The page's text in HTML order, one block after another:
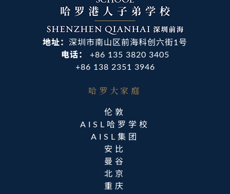
地址： 深圳市南山区前海科创六街1号
电话：
+86 135 3820 3405
+86 138 2351 3946
哈罗大家庭​
伦敦
AISL哈罗学校
AISL集团
安比
曼谷
北京
重庆